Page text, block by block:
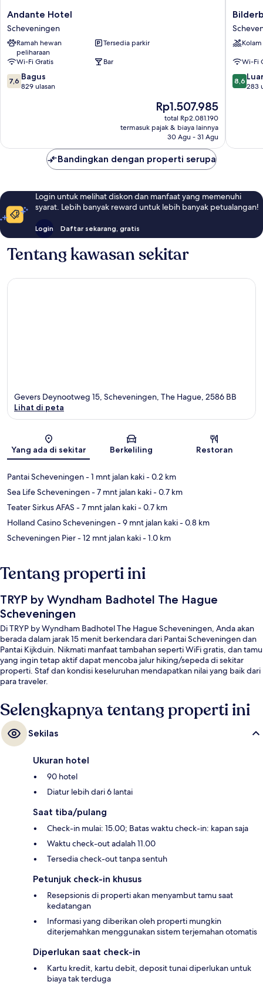
Andante
Hotel
Scheveningen
Andante Hotel
Scheveningen
Ramah hewan
peliharaan
Tersedia parkir
Wi-Fi Gratis
Bar
7.6
dari
7,6 Bagus
829 ulasan
Harga
sekarang
Rp1.507.985
Rp1.507.985
total Rp2.081.190
termasuk pajak & biaya lainnya
30 Agu - 31 Agu
Europa
Hotel
Wi-Fi
8.6
dari
8,6
283
Bandingkan dengan properti serupa
Login untuk melihat diskon dan manfaat yang memenuhi
syarat. Lebih banyak reward untuk lebih banyak petualangan!
Login Daftar sekarang, gratis
Tentang kawasan sekitar
Peta
Gevers Deynootweg 15, Scheveningen, The Hague, 2586 BB
Lihat di peta
Yang ada di sekitar Berkeliling Restoran
Pantai Scheveningen- 1 mnt jalan kaki- 0.2 km
Sea Life Scheveningen- 7 mnt jalan kaki- 0.7 km
Teater Sirkus AFAS - 7 mnt jalan kaki- 0.7 km
Holland Casino Scheveningen- 9 mnt jalan kaki- 0.8 km
Scheveningen Pier- 12 mnt jalan kaki- 1.0 km
Tentang properti ini
TRYP by Wyndham Badhotel The Hague
Scheveningen
Di TRYP by Wyndham Badhotel The Hague Scheveningen, Anda akan
berada dalam jarak 15 menit berkendara dari Pantai Scheveningen dan
Pantai Kijkduin. Nikmati manfaat tambahan seperti WiFi gratis, dan tamu
yang ingin tetap aktif dapat mencoba jalur hiking/sepeda di sekitar
properti. Staf dan kondisi keseluruhan mendapatkan nilai yang baik dari
para traveler.
Selengkapnya tentang properti ini
Sekilas
Ukuran hotel
90 hotel
Diatur lebih dari 6 lantai
Saat tiba/pulang
Check-in mulai: 15.00; Batas waktu check-in: kapan saja
Waktu check-out adalah 11.00
Tersedia check-out tanpa sentuh
Petunjuk check-in khusus
Resepsionis di properti akan menyambut tamu saat
kedatangan
Informasi yang diberikan oleh properti mungkin
diterjemahkan menggunakan sistem terjemahan otomatis
Diperlukan saat check-in
Kartu kredit, kartu debit, deposit tunai diperlukan untuk
biaya tak terduga